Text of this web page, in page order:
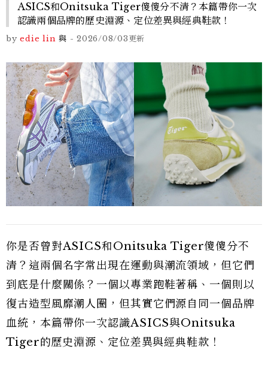
ASICS和Onitsuka Tiger傻傻分不清？本篇帶你一次
認識兩個品牌的歷史淵源、定位差異與經典鞋款！
by edie lin 與 - 2026/08/03更新
你是否曾對ASICS和Onitsuka Tiger傻傻分不
清？這兩個名字常出現在運動與潮流領域，但它們
到底是什麼關係？一個以專業跑鞋著稱、一個則以
復古造型風靡潮人圈，但其實它們源自同一個品牌
血統，本篇帶你一次認識ASICS與Onitsuka
Tiger的歷史淵源、定位差異與經典鞋款！